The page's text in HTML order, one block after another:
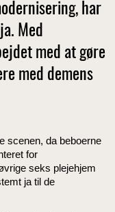
har
Med
med at gøre
med demens
scenen, da beboerne
for
seks plejehjem
ja til de